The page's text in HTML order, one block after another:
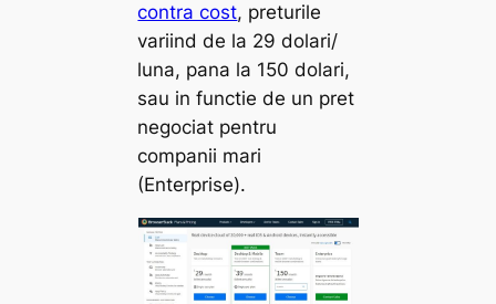
contra cost, preturile
variind de la 29 dolari/
luna, pana la 150 dolari,
sau in functie de un pret
negociat pentru
companii mari
(Enterprise).